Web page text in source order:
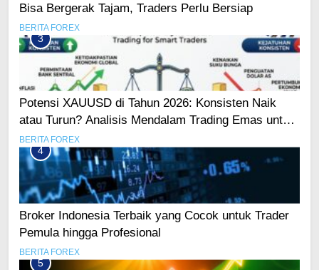
Bisa Bergerak Tajam, Traders Perlu Bersiap
BERITA FOREX
3
Potensi XAUUSD di Tahun 2026: Konsisten Naik
atau Turun? Analisis Mendalam Trading Emas untuk
Trader Pintar
BERITA FOREX
4
Broker Indonesia Terbaik yang Cocok untuk Trader
Pemula hingga Profesional
BERITA FOREX
5